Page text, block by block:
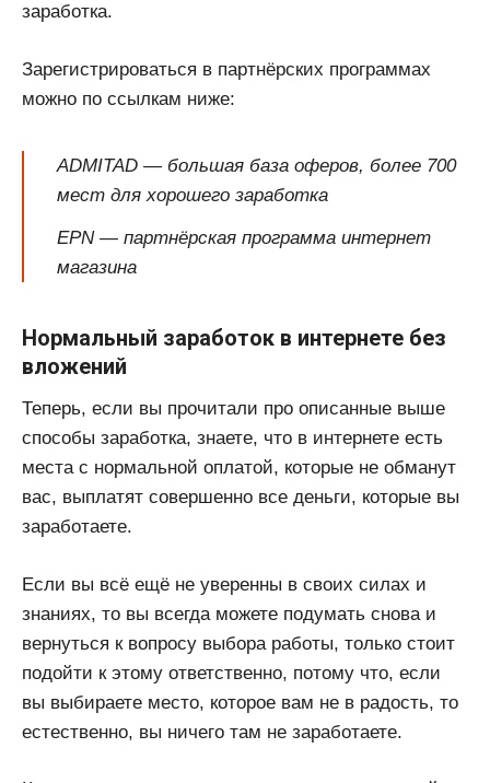
заработка.
Зарегистрироваться в партнёрских программах
можно по ссылкам ниже:
ADMITAD — большая база оферов, более 700
мест для хорошего заработка
EPN — партнёрская программа интернет
магазина
Нормальный заработок в интернете без
вложений
Теперь, если вы прочитали про описанные выше
способы заработка, знаете, что в интернете есть
места с нормальной оплатой, которые не обманут
вас, выплатят совершенно все деньги, которые вы
заработаете.
Если вы всё ещё не уверенны в своих силах и
знаниях, то вы всегда можете подумать снова и
вернуться к вопросу выбора работы, только стоит
подойти к этому ответственно, потому что, если
вы выбираете место, которое вам не в радость, то
естественно, вы ничего там не заработаете.